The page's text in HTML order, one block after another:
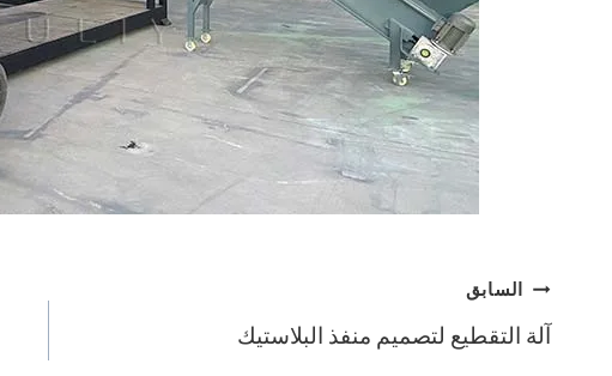
تصفّح
المقالات
السابق
آلة التقطيع لتصميم منفذ البلاستيك